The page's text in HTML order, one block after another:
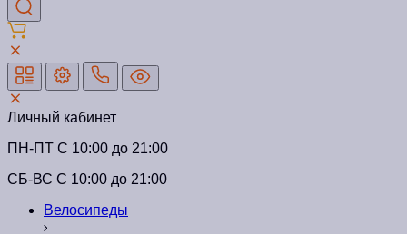
Личный кабинет
ПН-ПТ C 10:00 до 21:00
СБ-ВС С 10:00 до 21:00
Велосипеды